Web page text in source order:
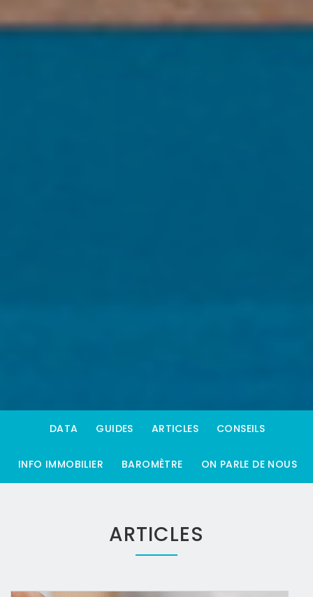
DATA GUIDES ARTICLES CONSEILS
INFO IMMOBILIER BAROMÈTRE ON PARLE DE NOUS
ARTICLES